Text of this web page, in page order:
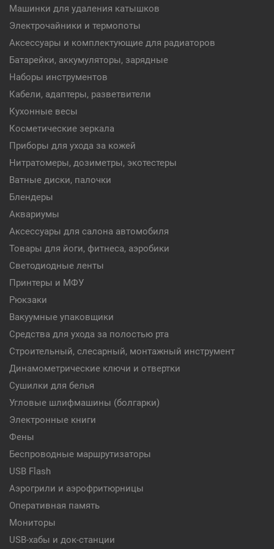
Машинки для удаления катышков
Электрочайники и термопоты
Аксессуары и комплектующие для радиаторов
Батарейки, аккумуляторы, зарядные
Наборы инструментов
Кабели, адаптеры, разветвители
Кухонные весы
Косметические зеркала
Приборы для ухода за кожей
Нитратомеры, дозиметры, экотестеры
Ватные диски, палочки
Блендеры
Аквариумы
Аксессуары для салона автомобиля
Товары для йоги, фитнеса, аэробики
Светодиодные ленты
Принтеры и МФУ
Рюкзаки
Вакуумные упаковщики
Средства для ухода за полостью рта
Строительный, слесарный, монтажный инструмент
Динамометрические ключи и отвертки
Сушилки для белья
Угловые шлифмашины (болгарки)
Электронные книги
Фены
Беспроводные маршрутизаторы
USB Flash
Аэрогрили и аэрофритюрницы
Оперативная память
Мониторы
USB-хабы и док-станции